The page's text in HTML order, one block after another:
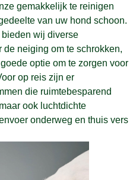
gemakkelijk te reinigen
van uw hond schoon.
wij diverse
neiging om te schrokken,
optie om te zorgen voor
op reis zijn er
die ruimtebesparend
ook luchtdichte
onderweg en thuis vers